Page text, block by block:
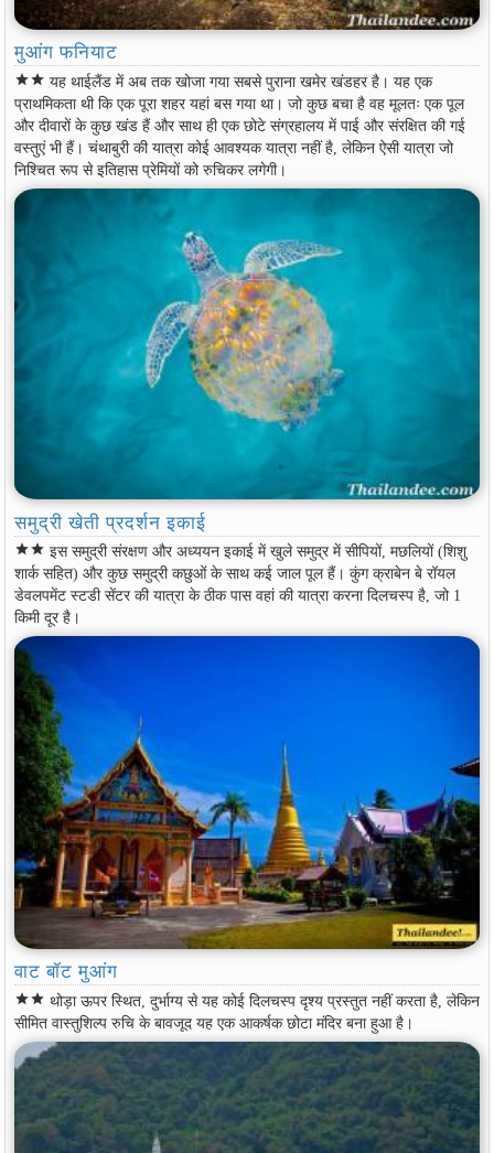
मुआंग फनियाट
starstar यह थाईलैंड में अब तक खोजा गया सबसे पुराना खमेर खंडहर है। यह एक
प्राथमिकता थी कि एक पूरा शहर यहां बस गया था। जो कुछ बचा है वह मूलतः एक पूल
और दीवारों के कुछ खंड हैं और साथ ही एक छोटे संग्रहालय में पाई और संरक्षित की गई
वस्तुएं भी हैं। चंथाबुरी की यात्रा कोई आवश्यक यात्रा नहीं है, लेकिन ऐसी यात्रा जो
निश्चित रूप से इतिहास प्रेमियों को रुचिकर लगेगी।
समुद्री खेती प्रदर्शन इकाई
starstar इस समुद्री संरक्षण और अध्ययन इकाई में खुले समुद्र में सीपियों, मछलियों (शिशु
शार्क सहित) और कुछ समुद्री कछुओं के साथ कई जाल पूल हैं। कुंग क्राबेन बे रॉयल
डेवलपमेंट स्टडी सेंटर की यात्रा के ठीक पास वहां की यात्रा करना दिलचस्प है, जो 1
किमी दूर है।
वाट बॉट मुआंग
starstar थोड़ा ऊपर स्थित, दुर्भाग्य से यह कोई दिलचस्प दृश्य प्रस्तुत नहीं करता है, लेकिन
सीमित वास्तुशिल्प रुचि के बावजूद यह एक आकर्षक छोटा मंदिर बना हुआ है।